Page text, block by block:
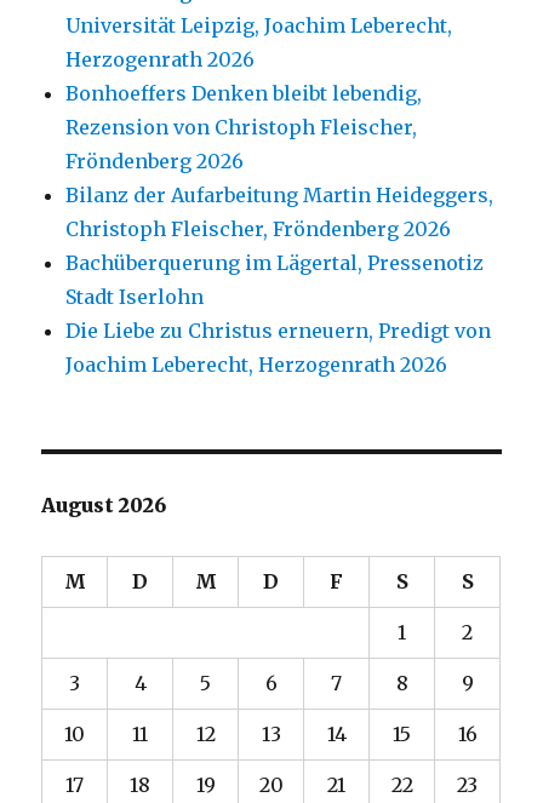
Universität Leipzig, Joachim Leberecht,
Herzogenrath 2026
Bonhoeffers Denken bleibt lebendig,
Rezension von Christoph Fleischer,
Fröndenberg 2026
Bilanz der Aufarbeitung Martin Heideggers,
Christoph Fleischer, Fröndenberg 2026
Bachüberquerung im Lägertal, Pressenotiz
Stadt Iserlohn
Die Liebe zu Christus erneuern, Predigt von
Joachim Leberecht, Herzogenrath 2026
August 2026
M D M D F S S
1 2
3 4 5 6 7 8 9
10 11 12 13 14 15 16
17 18 19 20 21 22 23